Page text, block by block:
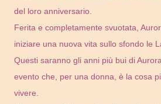
del loro anniversario.
Ferita e completamente svuotata,
iniziare una nuova vita sullo sfondo le
Questi saranno gli anni più bui di
evento che, per una donna, è la cosa
vivere.